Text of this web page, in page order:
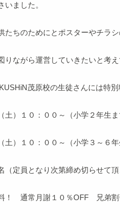
いました。
たちのためにとポスターやチラ
りながら運営していきたいと考え
茂原校の生徒さんには特
土）１０：００～（小学２年生
土）１０：００～（小学３～６
（定員となり次第締め切らせて頂
！ 通常月謝１０％OFF 兄弟割